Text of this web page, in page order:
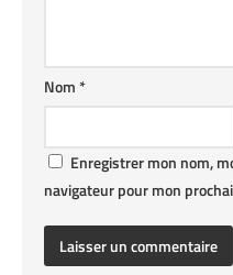
Nom*
Enregistrer mon nom,
navigateur pour mon